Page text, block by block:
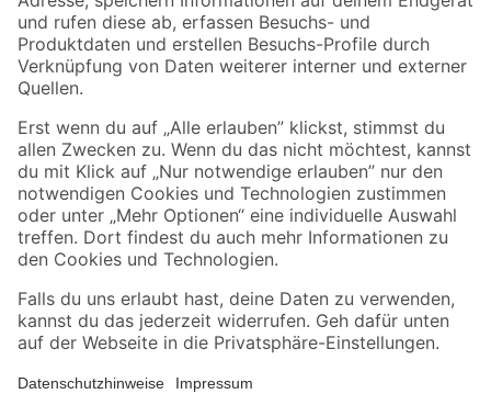
Zahlungsarten Versandarten
Sicher einkaufen
Jetzt die toom-App herunterladen
Alle Preisangaben in EUR inkl. gesetzl. MwSt.. Die dargestellten Angebote sind unter
Umständen nicht in allen Märkten verfügbar. Die angegebenen Verfügbarkeiten beziehen
Produkte nur solange der Vorrat reicht.